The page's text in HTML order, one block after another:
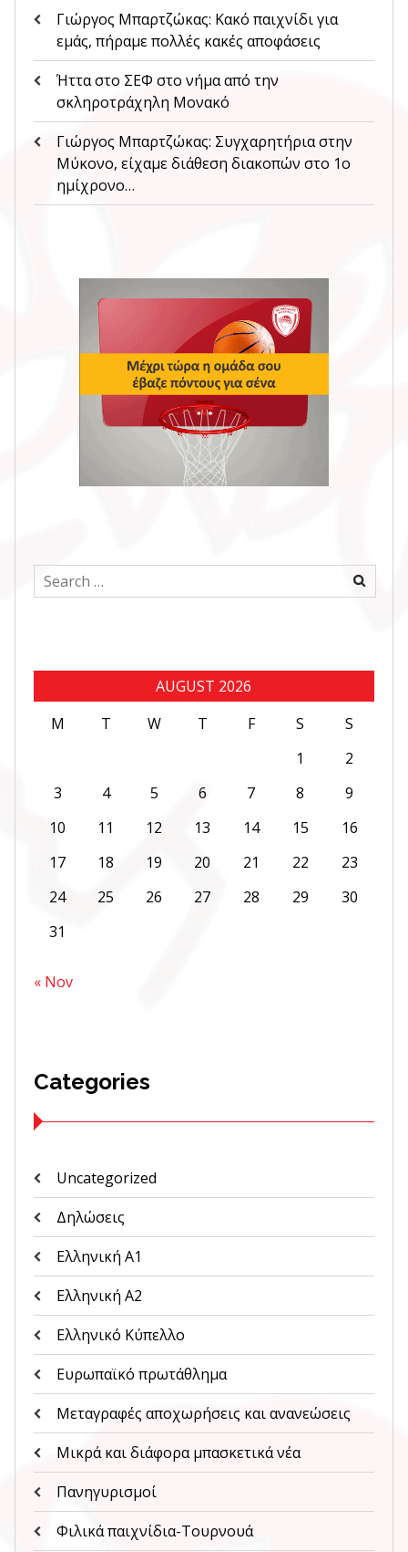
Γιώργος Μπαρτζώκας: Κακό παιχνίδι για
εμάς, πήραμε πολλές κακές αποφάσεις
Ήττα στο ΣΕΦ στο νήμα από την
σκληροτράχηλη Μονακό
Γιώργος Μπαρτζώκας: Συγχαρητήρια στην
Μύκονο, είχαμε διάθεση διακοπών στο 1ο
ημίχρονο…
Search
for:
AUGUST 2026
M
T W T F S
S
1
2
3
4 5 6 7 8
9
10
11 12 13 14 15
16
17
18 19 20 21 22
23
24
25 26 27 28 29
30
31
« Nov
Categories
Uncategorized
Δηλώσεις
Ελληνική Α1
Ελληνική Α2
Ελληνικό Κύπελλο
Ευρωπαϊκό πρωτάθλημα
Μεταγραφές αποχωρήσεις και ανανεώσεις
Μικρά και διάφορα μπασκετικά νέα
Πανηγυρισμοί
Φιλικά παιχνίδια-Τουρνουά